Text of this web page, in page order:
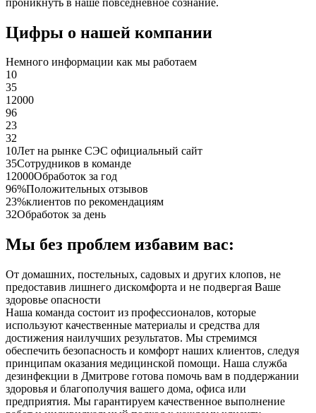
Цифры о нашей компании
Немного информации как мы работаем
10
35
12000
96
23
32
10Лет на рынке СЭС официальный сайт
35Сотрудников в команде
12000Обработок за год
96%Положительных отзывов
23%клиентов по рекомендациям
32Обработок за день
Мы без проблем избавим вас:
От домашних, постельных, садовых и других клопов, не
предоставив лишнего дискомфорта и не подвергая Ваше
здоровье опасности
Наша команда состоит из профессионалов, которые
используют качественные материалы и средства для
достижения наилучших результатов. Мы стремимся
обеспечить безопасность и комфорт наших клиентов, следуя
принципам оказания медицинской помощи. Наша служба
дезинфекции в Дмитрове готова помочь вам в поддержании
здоровья и благополучия вашего дома, офиса или
предприятия. Мы гарантируем качественное выполнение